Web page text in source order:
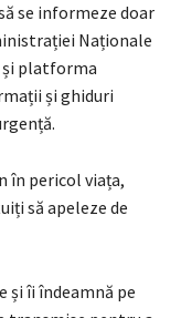
se informeze doar
Naționale
și platforma
și ghiduri
în pericol viața,
să apeleze de
îi îndeamnă pe